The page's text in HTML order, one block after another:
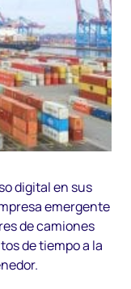
digital en sus
emergente
de camiones
de tiempo a la